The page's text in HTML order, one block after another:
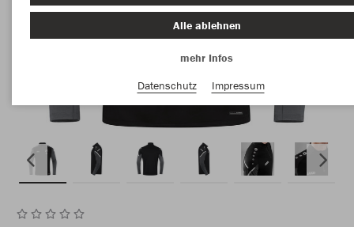
Alle ablehnen
mehr Infos
Datenschutz
Impressum